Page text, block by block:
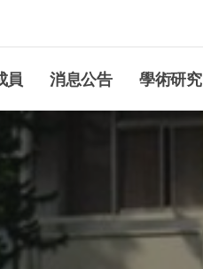
員 消息公告 學術研究